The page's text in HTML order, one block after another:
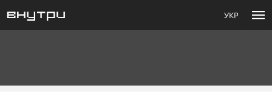
УКР menu